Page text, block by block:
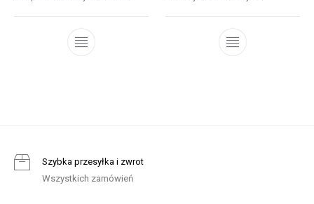
Szybka przesyłka i zwrot
Wszystkich zamówień